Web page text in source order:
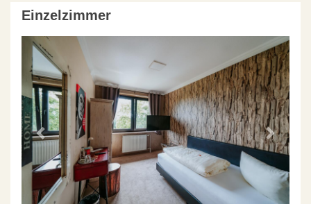
Einzelzimmer
Previous
Next